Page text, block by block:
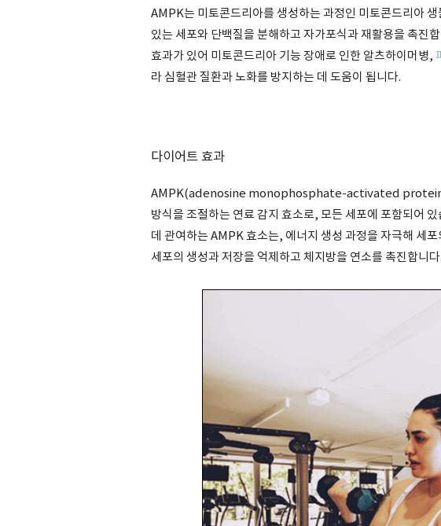
AMPK는 미토콘드리아를 생성하는 과정인 미토콘드리아
있는 세포와 단백질을 분해하고 자가포식과 재활용을 촉진
효과가 있어 미토콘드리아 기능 장애로 인한 알츠하이머병,
라 심혈관 질환과 노화를 방지하는 데 도움이 됩니다.
다이어트 효과
AMPK(adenosine monophosphate-activated protein
방식을 조절하는 연료 감지 효소로, 모든 세포에 포함되어
데 관여하는 AMPK 효소는, 에너지 생성 과정을 자극해 세
세포의 생성과 저장을 억제하고 체지방을 연소를 촉진합니다.